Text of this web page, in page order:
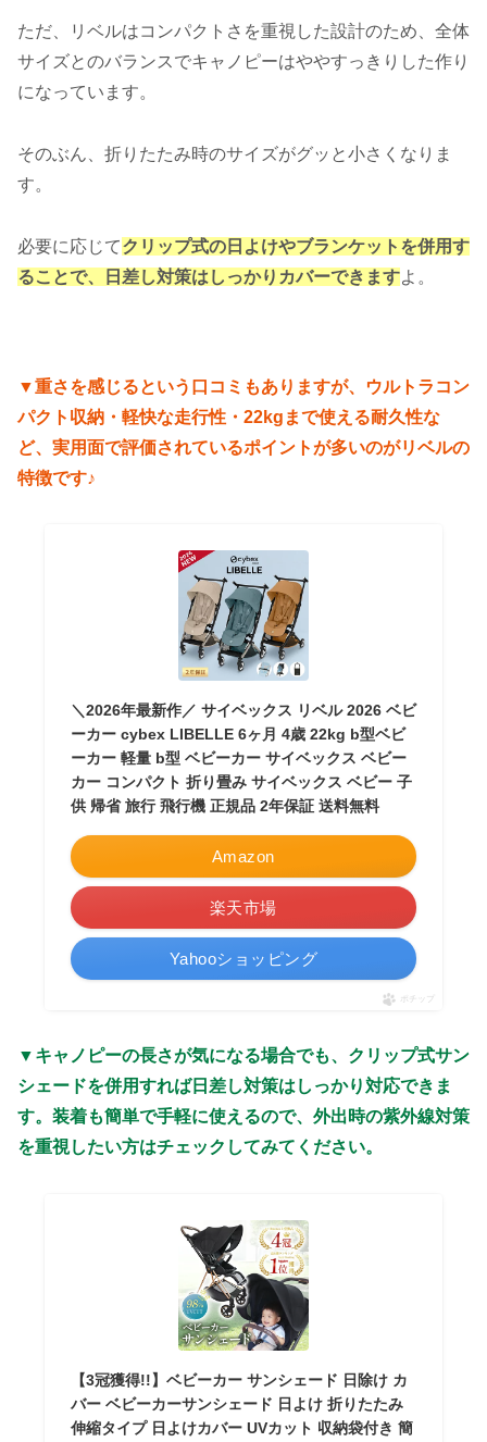
ただ、リベルはコンパクトさを重視した設計のため、全体
サイズとのバランスでキャノピーはややすっきりした作り
になっています。
そのぶん、折りたたみ時のサイズがグッと小さくなりま
す。
必要に応じてクリップ式の日よけやブランケットを併用す
ることで、日差し対策はしっかりカバーできますよ。
▼重さを感じるという口コミもありますが、ウルトラコン
パクト収納・軽快な走行性・22kgまで使える耐久性な
ど、実用面で評価されているポイントが多いのがリベルの
特徴です♪
＼2026年最新作／ サイベックス リベル 2026 ベビ
ーカー cybex LIBELLE 6ヶ月 4歳 22kg b型ベビ
ーカー 軽量 b型 ベビーカー サイベックス ベビー
カー コンパクト 折り畳み サイベックス ベビー 子
供 帰省 旅行 飛行機 正規品 2年保証 送料無料
Amazon
楽天市場
Yahooショッピング
ポチップ
▼キャノピーの長さが気になる場合でも、クリップ式サン
シェードを併用すれば日差し対策はしっかり対応できま
す。装着も簡単で手軽に使えるので、外出時の紫外線対策
を重視したい方はチェックしてみてください。
【3冠獲得!!】ベビーカー サンシェード 日除け カ
バー ベビーカーサンシェード 日よけ 折りたたみ
伸縮タイプ 日よけカバー UVカット 収納袋付き 簡